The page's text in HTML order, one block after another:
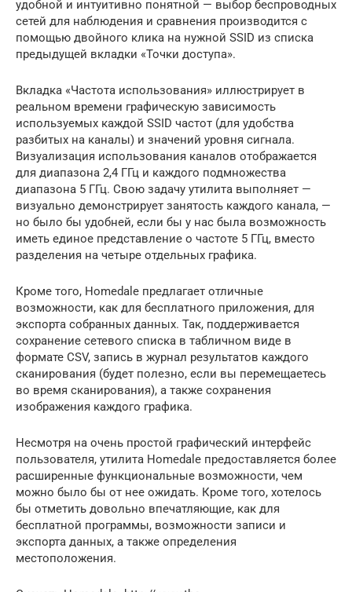
удобной и интуитивно понятной — выбор беспроводных
сетей для наблюдения и сравнения производится с
помощью двойного клика на нужной SSID из списка
предыдущей вкладки «Точки доступа».
Вкладка «Частота использования» иллюстрирует в
реальном времени графическую зависимость
используемых каждой SSID частот (для удобства
разбитых на каналы) и значений уровня сигнала.
Визуализация использования каналов отображается
для диапазона 2,4 ГГц и каждого подмножества
диапазона 5 ГГц. Свою задачу утилита выполняет —
визуально демонстрирует занятость каждого канала, —
но было бы удобней, если бы у нас была возможность
иметь единое представление о частоте 5 ГГц, вместо
разделения на четыре отдельных графика.
Кроме того, Homedale предлагает отличные
возможности, как для бесплатного приложения, для
экспорта собранных данных. Так, поддерживается
сохранение сетевого списка в табличном виде в
формате CSV, запись в журнал результатов каждого
сканирования (будет полезно, если вы перемещаетесь
во время сканирования), а также сохранения
изображения каждого графика.
Несмотря на очень простой графический интерфейс
пользователя, утилита Homedale предоставляется более
расширенные функциональные возможности, чем
можно было бы от нее ожидать. Кроме того, хотелось
бы отметить довольно впечатляющие, как для
бесплатной программы, возможности записи и
экспорта данных, а также определения
местоположения.